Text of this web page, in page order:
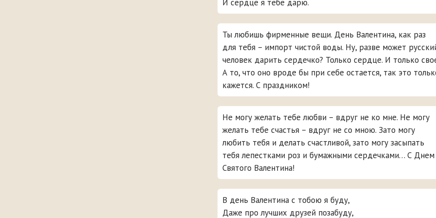
И сердце я тебе дарю.
Ты любишь фирменные вещи. День Валентина, как раз
для тебя – импорт чистой воды. Ну, разве может
человек дарить сердечко? Только сердце. И только
А то, что оно вроде бы при себе остается, так это
кажется. С праздником!
Не могу желать тебе любви – вдруг не ко мне. Не могу
желать тебе счастья – вдруг не со мною. Зато могу
любить тебя и делать счастливой, зато могу засыпать
тебя лепестками роз и бумажными сердечками… С Днем
Святого Валентина!
В день Валентина с тобою я буду,
Даже про лучших друзей позабуду,